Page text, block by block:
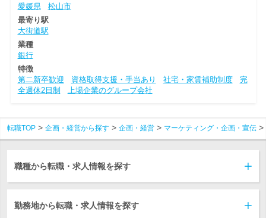
愛媛県
松山市
最寄り駅
大街道駅
業種
銀行
特徴
第二新卒歓迎
資格取得支援・手当あり 社宅・家賃補助制度
完
全週休2日制
上場企業のグループ会社
転職TOP 企画・経営から探す 企画・経営 マーケティング・企画・宣伝
職種から転職・求人情報を探す
勤務地から転職・求人情報を探す